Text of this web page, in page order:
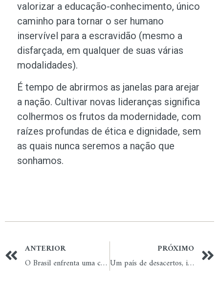
valorizar a educação-conhecimento, único
caminho para tornar o ser humano
inservível para a escravidão (mesmo a
disfarçada, em qualquer de suas várias
modalidades).
É tempo de abrirmos as janelas para arejar
a nação. Cultivar novas lideranças significa
colhermos os frutos da modernidade, com
raízes profundas de ética e dignidade, sem
as quais nunca seremos a nação que
sonhamos.
ANTERIOR
O Brasil enfrenta uma crise ética
PRÓXIMO
Um país de desacertos, ilusões e sofrimento